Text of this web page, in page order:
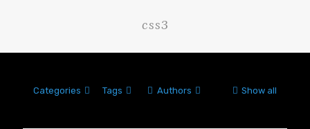
css3
Categories Tags Authors Show all